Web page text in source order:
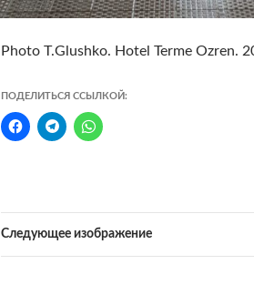
Photo T.Glushko. Hotel Terme Ozren.
ПОДЕЛИТЬСЯ ССЫЛКОЙ:
Следующее изображение